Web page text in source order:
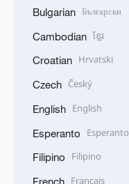
Bulgarian Български
Cambodian ខ្មែរ
Croatian Hrvatski
Czech Český
English English
Esperanto Esperanto
Filipino Filipino
French Français